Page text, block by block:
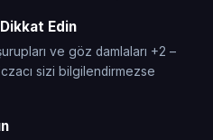
Edin
ve göz damlaları +2 –
sizi bilgilendirmezse